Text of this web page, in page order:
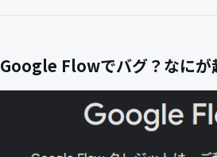
Google Flowでバグ？なにが